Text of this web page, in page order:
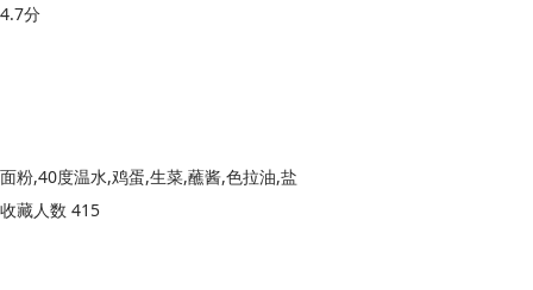
4.7分
面粉,40度温水,鸡蛋,生菜,蘸酱,色拉油,盐
收藏人数 415